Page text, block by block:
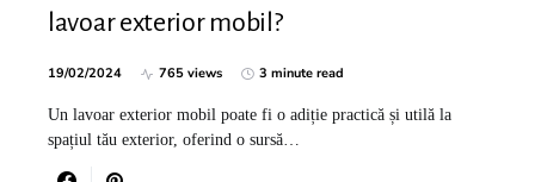
lavoar exterior mobil?
19/02/2024 765 views 3 minute read
Un lavoar exterior mobil poate fi o adiție practică și utilă la
spațiul tău exterior, oferind o sursă…